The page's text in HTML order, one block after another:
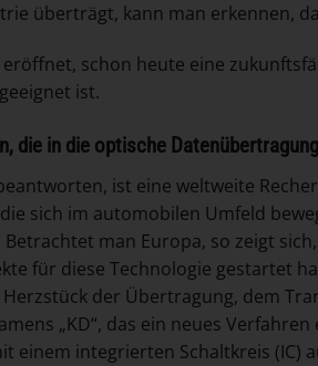
überträgt, kann man erkennen,
schon heute eine
ist.
die in die optische
ist eine weltweite
sich im automobilen Umfeld
man Europa, so zeigt
für diese Technologie gestartet
der Übertragung, dem
„KD“, das ein neues
einem integrierten Schaltkreis (IC)